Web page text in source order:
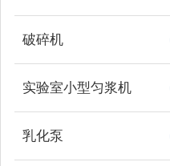
破碎机
实验室小型匀浆机
乳化泵